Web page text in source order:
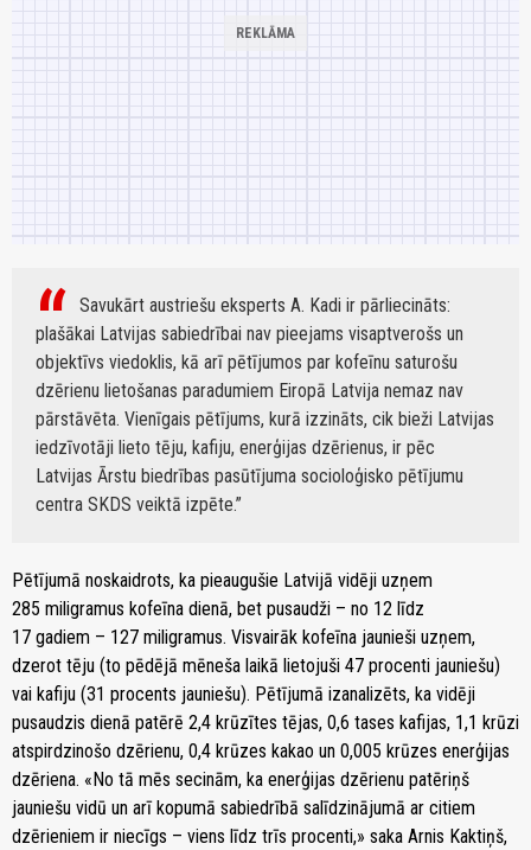
Savukārt austriešu eksperts A. Kadi ir pārliecināts:
plašākai Latvijas sabiedrībai nav pieejams visaptverošs un
objektīvs viedoklis, kā arī pētījumos par kofeīnu saturošu
dzērienu lietošanas paradumiem Eiropā Latvija nemaz nav
pārstāvēta. Vienīgais pētījums, kurā izzināts, cik bieži Latvijas
iedzīvotāji lieto tēju, kafiju, enerģijas dzērienus, ir pēc
Latvijas Ārstu biedrības pasūtījuma socioloģisko pētījumu
centra SKDS veiktā izpēte.
Pētījumā noskaidrots, ka pieaugušie Latvijā vidēji uzņem
285 miligramus kofeīna dienā, bet pusaudži – no 12 līdz
17 gadiem – 127 miligramus. Visvairāk kofeīna jaunieši uzņem,
dzerot tēju (to pēdējā mēneša laikā lietojuši 47 procenti jauniešu)
vai kafiju (31 procents jauniešu). Pētījumā izanalizēts, ka vidēji
pusaudzis dienā patērē 2,4 krūzītes tējas, 0,6 tases kafijas, 1,1 krūzi
atspirdzinošo dzērienu, 0,4 krūzes kakao un 0,005 krūzes enerģijas
dzēriena. «No tā mēs secinām, ka enerģijas dzērienu patēriņš
jauniešu vidū un arī kopumā sabiedrībā salīdzinājumā ar citiem
dzērieniem ir niecīgs – viens līdz trīs procenti,» saka Arnis Kaktiņš,